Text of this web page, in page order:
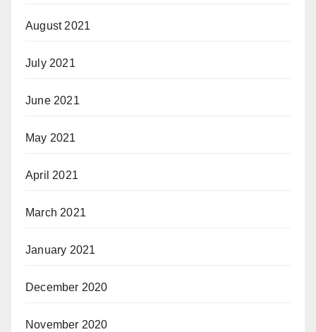
August 2021
July 2021
June 2021
May 2021
April 2021
March 2021
January 2021
December 2020
November 2020